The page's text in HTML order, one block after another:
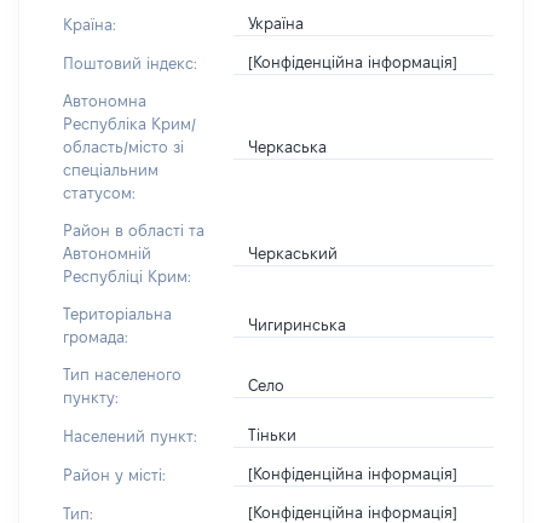
Країна: Україна
Поштовий індекс: [Конфіденційна інформація]
Автономна
Республіка Крим/
область/місто зі
спеціальним
статусом:
Черкаська
Район в області та
Автономній
Республіці Крим:
Черкаський
Територіальна
громада:
Чигиринська
Тип населеного
пункту:
Село
Населений пункт: Тіньки
Район у місті: [Конфіденційна інформація]
Тип: [Конфіденційна інформація]